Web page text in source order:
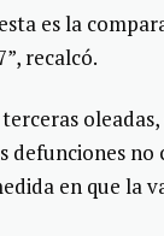
es la
recalcó.
defunciones no
en que la